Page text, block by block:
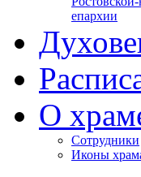
епархии
О
Сотрудники
Иконы